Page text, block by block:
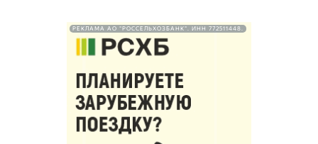
РЕКЛАМА АО "РОССЕЛЬХОЗБАНК". ИНН 772511448.